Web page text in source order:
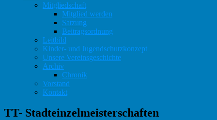
Mitgliedschaft
Mitglied werden
Satzung
Beitragsordnung
Leitbild
Kinder- und Jugendschutzkonzept
Unsere Vereinsgeschichte
Archiv
Chronik
Vorstand
Kontakt
TT- Stadteinzelmeisterschaften